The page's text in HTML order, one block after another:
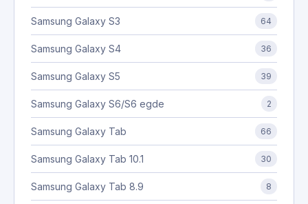
Samsung Galaxy S3 64
Samsung Galaxy S4 36
Samsung Galaxy S5 39
Samsung Galaxy S6/S6 egde 2
Samsung Galaxy Tab 66
Samsung Galaxy Tab 10.1 30
Samsung Galaxy Tab 8.9 8